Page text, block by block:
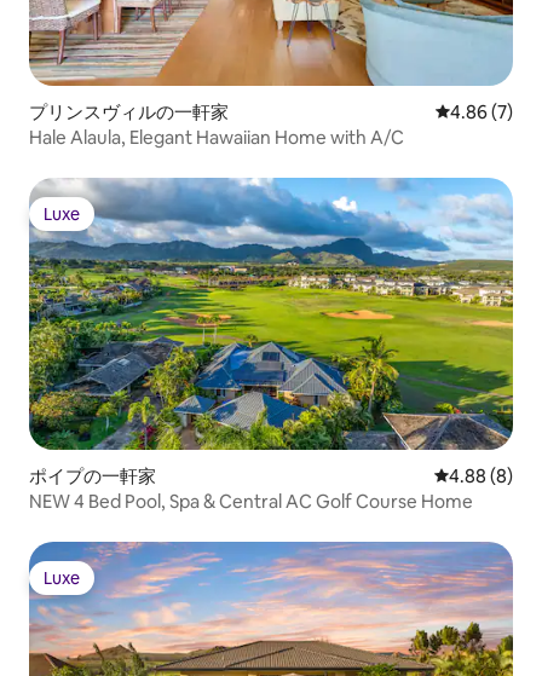
プリンスヴィルの一軒家 レビュー7
4.86 (7)
Hale Alaula, Elegant Hawaiian Home with A/C
Luxe
Luxe
ポイプの一軒家 レビュー8件
4.88 (8)
NEW 4 Bed Pool, Spa & Central AC Golf Course Home
Luxe
Luxe